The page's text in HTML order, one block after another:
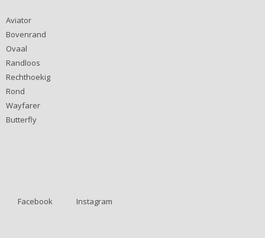
Aviator
Bovenrand
Ovaal
Randloos
Rechthoekig
Rond
Wayfarer
Butterfly
Facebook Instagram